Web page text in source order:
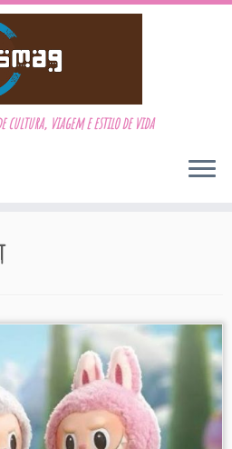
cultura, viagem e estilo de vida